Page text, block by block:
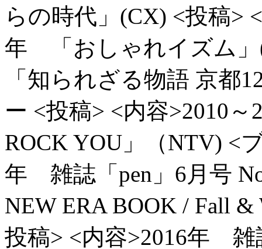
らの時代」(CX) <投稿>
年 「おしゃれイズム
「知られざる物語 京都
ー <投稿> <内容>2010
ROCK YOU」（NTV) <
年 雑誌「pen」6月号
NEW ERA BOOK / Fall
投稿> <内容>2016年 雑